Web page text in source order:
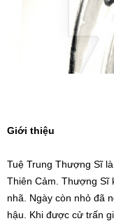
Giới thiệu
Tuệ Trung Thượng Sĩ
Thiên Cảm. Thượng Sĩ
nhã. Ngày còn nhỏ đã
hậu. Khi được cử trấn